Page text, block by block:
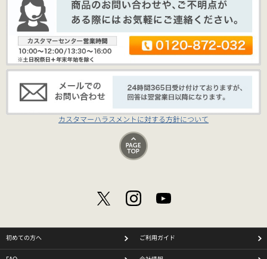
カスタマーハラスメントに対する方針について
初めての方へ ご利用ガイド